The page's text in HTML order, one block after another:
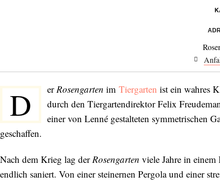
D erRosengarten im Tiergarten ist ein wahres
durch den Tiergartendirektor Felix
einer von Lenné gestalteten symmetrischen
geschaffen.
Nach dem Krieg lag derRosengarten viele Jahre in
endlich saniert. Von einer steinernen Pergola und einer